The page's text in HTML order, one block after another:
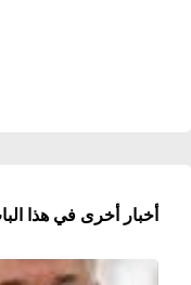
أخبار أخرى في هذا